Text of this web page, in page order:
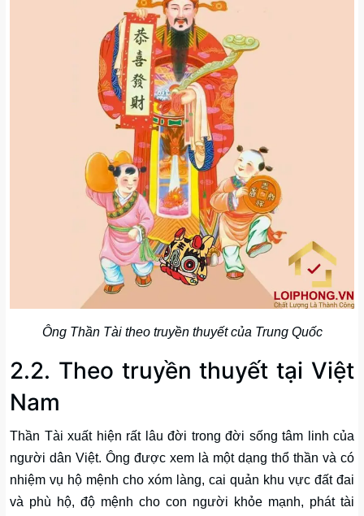
Ông Thần Tài theo truyền thuyết của Trung Quốc
2.2. Theo truyền thuyết tại Việt
Nam
Thần Tài xuất hiện rất lâu đời trong đời sống tâm linh của
người dân Việt. Ông được xem là một dạng thổ thần và có
nhiệm vụ hộ mệnh cho xóm làng, cai quản khu vực đất đai
và phù hộ, độ mệnh cho con người khỏe mạnh, phát tài